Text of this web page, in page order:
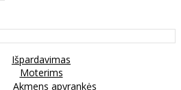
Išpardavimas
Moterims
Akmens apyrankės